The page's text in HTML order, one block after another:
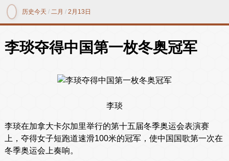
历史今天 /二月 /2月13日
李琰夺得中国第一枚冬奥冠军
李琰
李琰在加拿大卡尔加里举行的第十五届冬季奥运会表演赛
上，夺得女子短跑道速滑100米的冠军，使中国国歌第一次在
冬季奥运会上奏响。